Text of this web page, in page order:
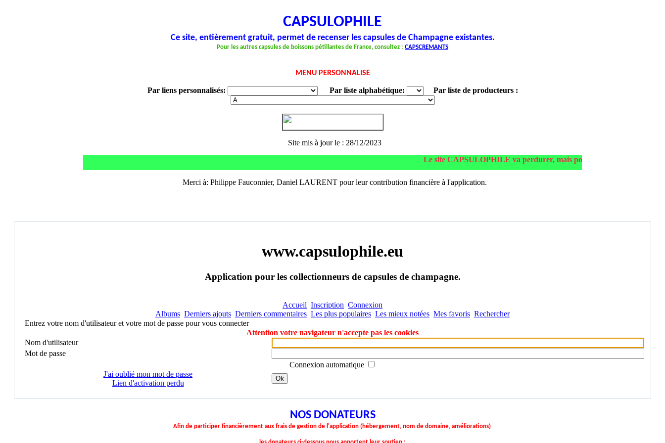
CAPSULOPHILE
Ce site, entièrement gratuit, permet de recenser les capsules de Champagne existantes.
Pour les autres capsules de boissons pétillantes de France, consultez : CAPSCREMANTS
MENU PERSONNALISE
Par liens personnalisés: Par liste alphabétique: Par liste de producteurs :
Site mis à jour le : 28/12/2023
Le site CAPSULOPHILE va perdurer, mais pour continuer à le faire
Merci à: Philippe Fauconnier, Daniel LAURENT pour leur contribution financière à l'application.
www.capsulophile.eu
Application pour les collectionneurs de capsules de champagne.
Accueil Inscription Connexion
Albums Derniers ajouts Derniers commentaires Les plus populaires Les mieux notées Mes favoris Rechercher
Entrez votre nom d'utilisateur et votre mot de passe pour vous connecter
Attention votre navigateur n'accepte pas les cookies
Nom d'utilisateur
Mot de passe
Connexion automatique
J'ai oublié mon mot de passe
Lien d'activation perdu
Ok
NOS DONATEURS
Afin de participer financièrement aux frais de gestion de l'application (hébergement, nom de domaine, améliorations)